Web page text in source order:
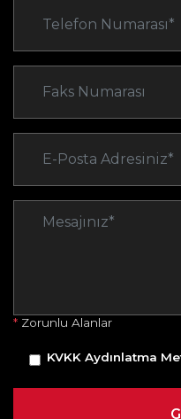
* Zorunlu Alanlar
KVKK Aydınlatma